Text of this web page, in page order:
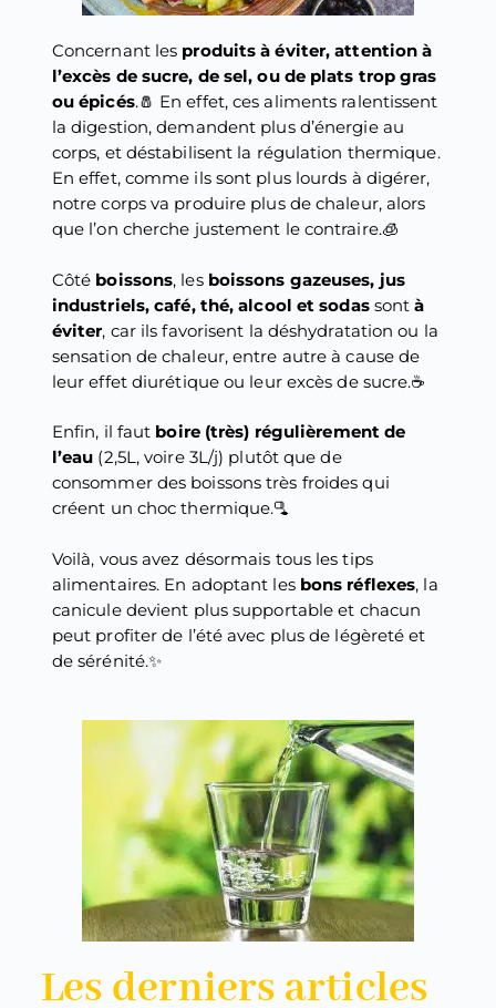
Concernant les produits à éviter, attention à
l’excès de sucre, de sel, ou de plats trop gras
ou épicés.🧂 En effet, ces aliments ralentissent
la digestion, demandent plus d’énergie au
corps, et déstabilisent la régulation thermique.
En effet, comme ils sont plus lourds à digérer,
notre corps va produire plus de chaleur, alors
que l’on cherche justement le contraire.🧊
Côté boissons, les boissons gazeuses, jus
industriels, café, thé, alcool et sodassont à
éviter, car ils favorisent la déshydratation ou la
sensation de chaleur, entre autre à cause de
leur effet diurétique ou leur excès de sucre.☕
Enfin, il faut boire (très) régulièrement de
l’eau (2,5L, voire 3L/j) plutôt que de
consommer des boissons très froides qui
créent un choc thermique.🫗
Voilà, vous avez désormais tous les tips
alimentaires. En adoptant les bons réflexes, la
canicule devient plus supportable et chacun
peut profiter de l’été avec plus de légèreté et
de sérénité.✨
Les derniers articles